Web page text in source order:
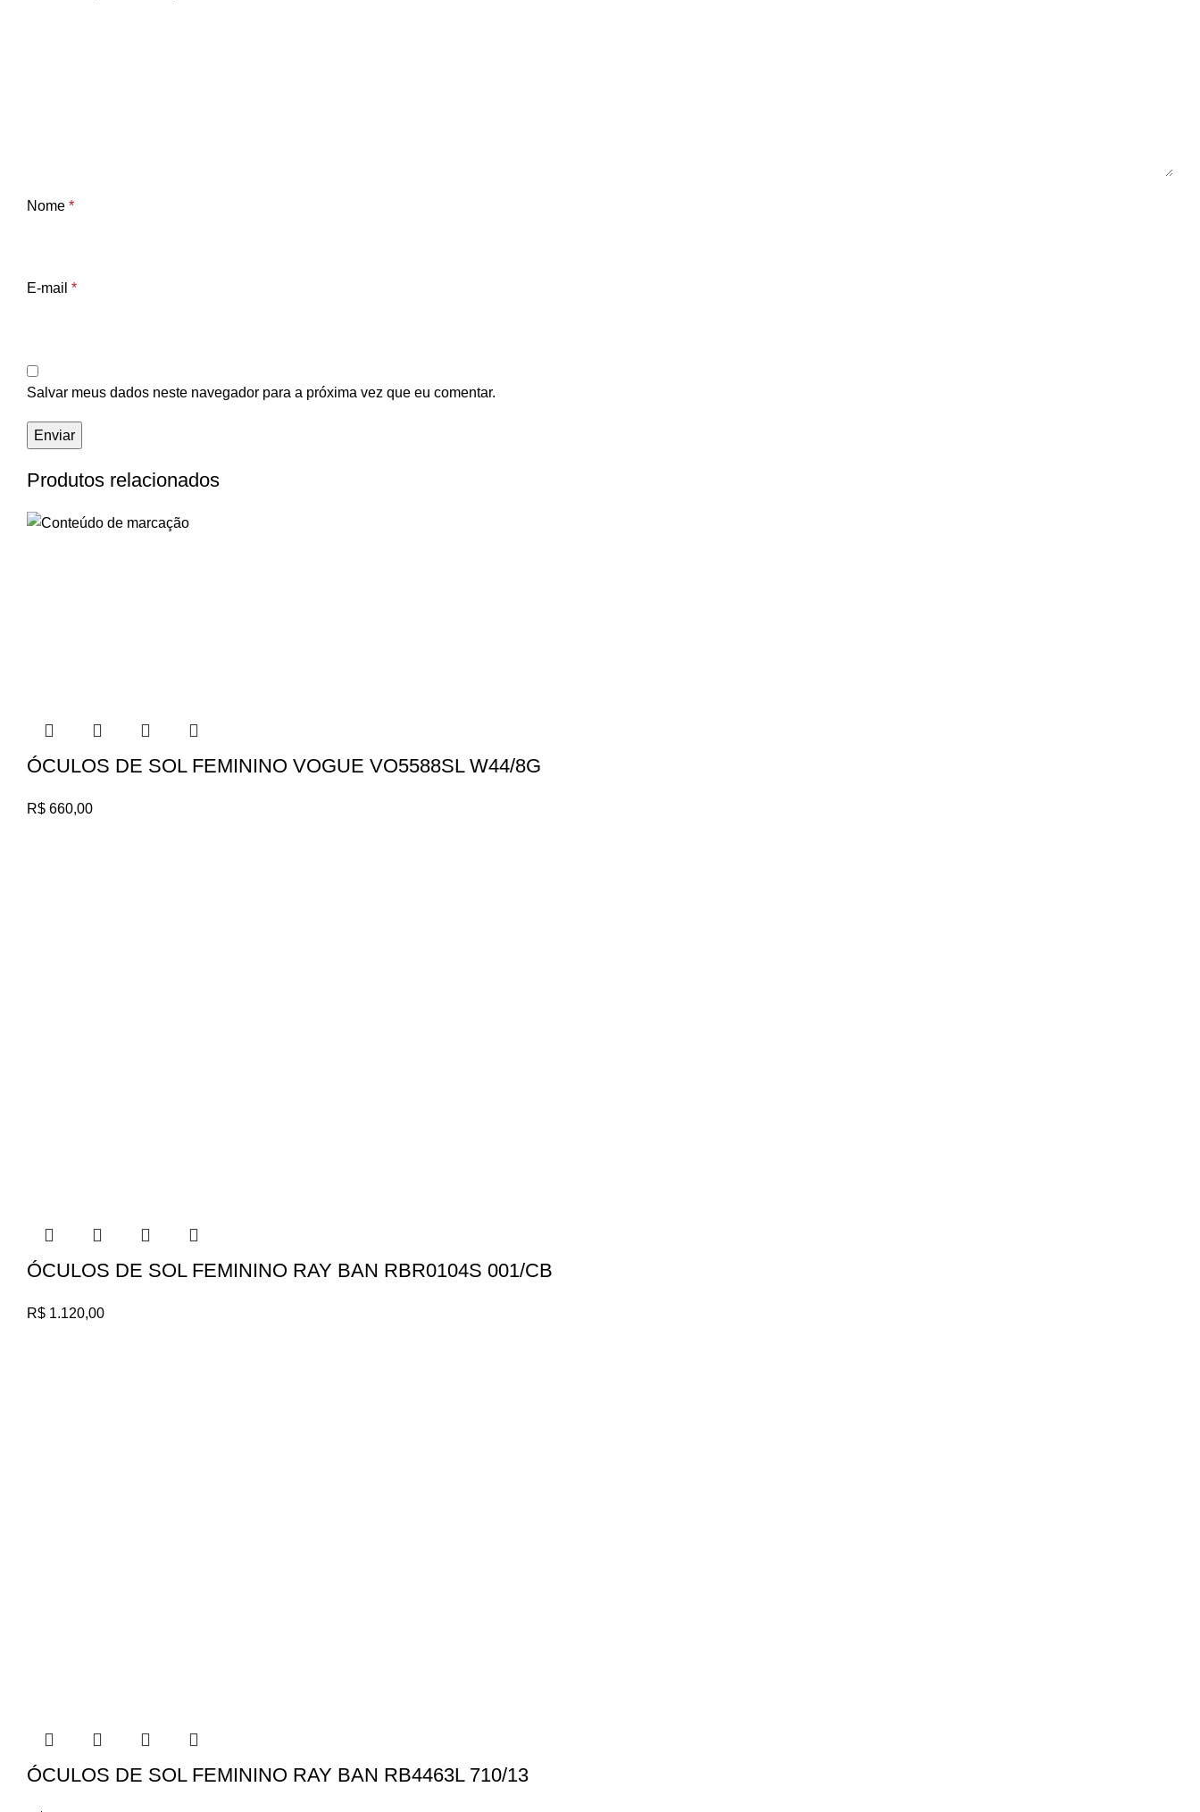
Nome *
E-mail *
Salvar meus dados neste navegador para a próxima vez que eu comentar.
Produtos relacionados
ÓCULOS DE SOL FEMININO VOGUE VO5588SL W44/8G
R$ 660,00
ÓCULOS DE SOL FEMININO RAY BAN RBR0104S 001/CB
R$ 1.120,00
ÓCULOS DE SOL FEMININO RAY BAN RB4463L 710/13